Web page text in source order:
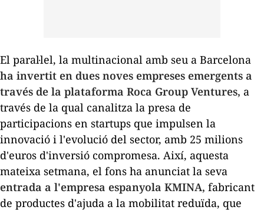
El paral·lel, la multinacional amb seu a Barcelona
ha invertit en dues noves empreses emergents a
través de la plataforma Roca Group Ventures, a
través de la qual canalitza la presa de
participacions en startups que impulsen la
innovació i l'evolució del sector, amb 25 milions
d'euros d'inversió compromesa. Així, aquesta
mateixa setmana, el fons ha anunciat la seva
entrada a l'empresa espanyola KMINA, fabricant
de productes d'ajuda a la mobilitat reduïda, que